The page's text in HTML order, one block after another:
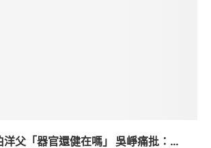
父「器官還健在嗎」 吳崢痛批：...